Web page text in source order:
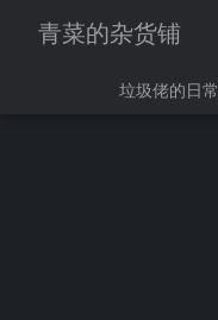
青菜的杂货铺
垃圾佬的日常